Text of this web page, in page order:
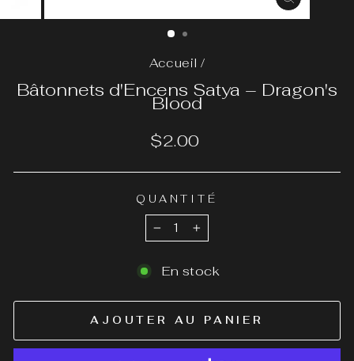
FERMER
(ESC)
Accueil /
Bâtonnets d'Encens Satya – Dragon's
Blood
Prix
$2.00
QUANTITÉ
−
+
En stock
AJOUTER AU PANIER